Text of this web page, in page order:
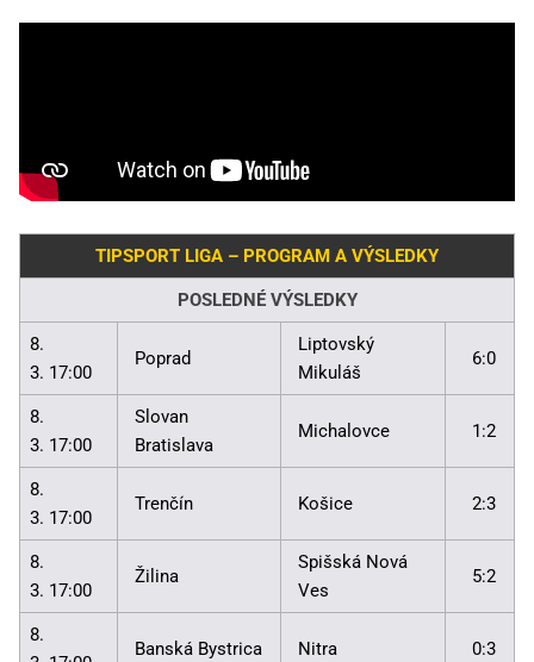
TIPSPORT LIGA – PROGRAM A VÝSLEDKY
POSLEDNÉ VÝSLEDKY
8.
3. 17:00
Poprad
Liptovský
Mikuláš
6:0
8.
3. 17:00
Slovan
Bratislava
Michalovce 1:2
8.
3. 17:00
Trenčín Košice 2:3
8.
3. 17:00
Žilina
Spišská Nová
Ves
5:2
8.
Banská Bystrica Nitra 0:3